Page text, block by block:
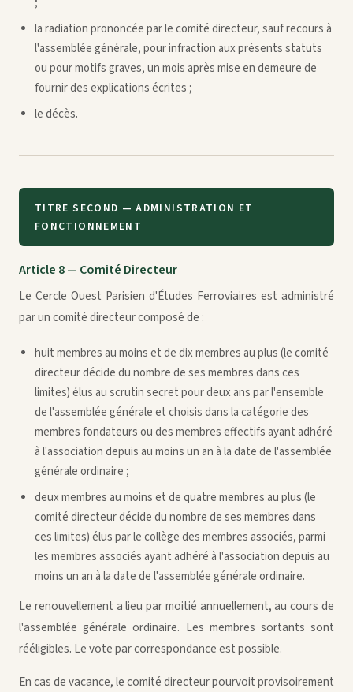
la radiation prononcée par le comité directeur, sauf recours à
l'assemblée générale, pour infraction aux présents statuts
ou pour motifs graves, un mois après mise en demeure de
fournir des explications écrites ;
le décès.
TITRE SECOND — ADMINISTRATION ET
FONCTIONNEMENT
Article 8 — Comité Directeur
Le Cercle Ouest Parisien d'Études Ferroviaires est administré
par un comité directeur composé de :
huit membres au moins et de dix membres au plus (le comité
directeur décide du nombre de ses membres dans ces
limites) élus au scrutin secret pour deux ans par l'ensemble
de l'assemblée générale et choisis dans la catégorie des
membres fondateurs ou des membres effectifs ayant adhéré
à l'association depuis au moins un an à la date de l'assemblée
générale ordinaire ;
deux membres au moins et de quatre membres au plus (le
comité directeur décide du nombre de ses membres dans
ces limites) élus par le collège des membres associés, parmi
les membres associés ayant adhéré à l'association depuis au
moins un an à la date de l'assemblée générale ordinaire.
Le renouvellement a lieu par moitié annuellement, au cours de
l'assemblée générale ordinaire. Les membres sortants sont
rééligibles. Le vote par correspondance est possible.
En cas de vacance, le comité directeur pourvoit provisoirement